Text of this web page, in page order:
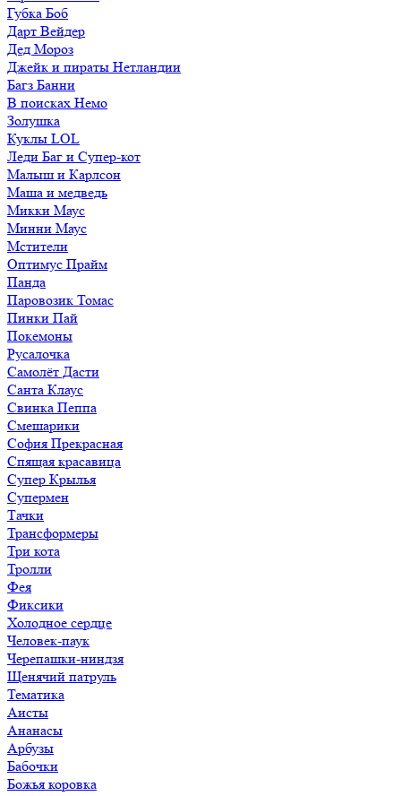
Губка Боб
Дарт Вейдер
Дед Мороз
Джейк и пираты Нетландии
Багз Банни
В поисках Немо
Золушка
Куклы LOL
Леди Баг и Супер-кот
Малыш и Карлсон
Маша и медведь
Микки Маус
Минни Маус
Мстители
Оптимус Прайм
Панда
Паровозик Томас
Пинки Пай
Покемоны
Русалочка
Самолёт Дасти
Санта Клаус
Свинка Пеппа
Смешарики
София Прекрасная
Спящая красавица
Супер Крылья
Супермен
Тачки
Трансформеры
Три кота
Тролли
Фея
Фиксики
Холодное сердце
Человек-паук
Черепашки-ниндзя
Щенячий патруль
Тематика
Аисты
Ананасы
Арбузы
Бабочки
Божья коровка